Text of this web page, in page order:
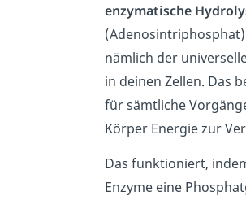
enzymatische
nämlich der
in deinen Zellen. Das
für sämtliche
Körper Energie zur
Das funktioniert,
Enzyme eine